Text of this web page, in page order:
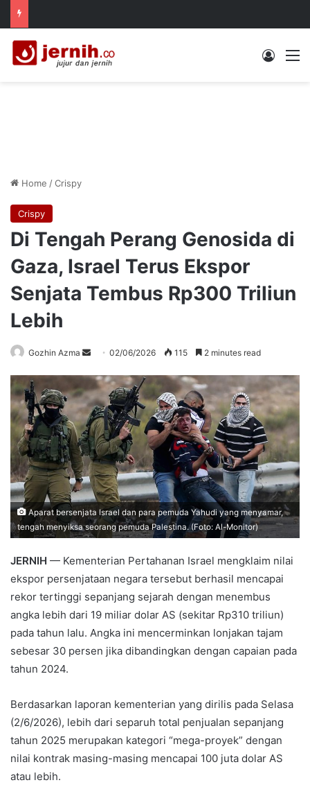
Log In
Home /Crispy
Crispy
Di Tengah Perang Genosida di
Gaza, Israel Terus Ekspor
Senjata Tembus Rp300 Triliun
Lebih
Gozhin Azma
Send
email
02/06/2026 115 2 minutes read
Aparat bersenjata Israel dan para pemuda Yahudi yang menyamar,
tengah menyiksa seorang pemuda Palestina. (Foto: Al-Monitor)
JERNIH — Kementerian Pertahanan Israel mengklaim nilai
ekspor persenjataan negara tersebut berhasil mencapai
rekor tertinggi sepanjang sejarah dengan menembus
angka lebih dari 19 miliar dolar AS (sekitar Rp310 triliun)
pada tahun lalu. Angka ini mencerminkan lonjakan tajam
sebesar 30 persen jika dibandingkan dengan capaian pada
tahun 2024.
Berdasarkan laporan kementerian yang dirilis pada Selasa
(2/6/2026), lebih dari separuh total penjualan sepanjang
tahun 2025 merupakan kategori “mega-proyek” dengan
nilai kontrak masing-masing mencapai 100 juta dolar AS
atau lebih.